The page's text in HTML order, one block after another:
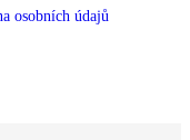
osobních údajů